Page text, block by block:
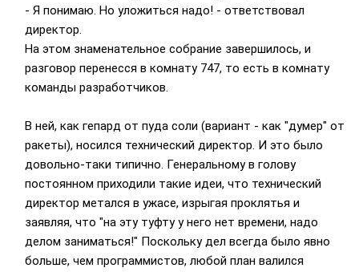
- Я понимаю. Но уложиться надо! - ответствовал
директор.
На этом знаменательное собрание завершилось, и
разговор перенесся в комнату 747, то есть в комнату
команды разработчиков.
В ней, как гепард от пуда соли (вариант - как "думер" от
ракеты), носился технический директор. И это было
довольно-таки типично. Генеральному в голову
постоянном приходили такие идеи, что технический
директор метался в ужасе, изрыгая проклятья и
заявляя, что "на эту туфту у него нет времени, надо
делом заниматься!" Поскольку дел всегда было явно
больше, чем программистов, любой план валился